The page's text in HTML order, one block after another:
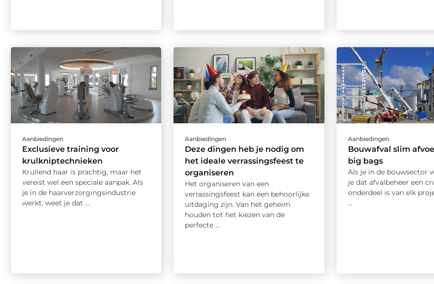
Aanbiedingen
Exclusieve training voor
krulkniptechnieken
Krullend haar is prachtig, maar het
vereist wel een speciale aanpak. Als
je in de haarverzorgingsindustrie
werkt, weet je dat ...
Aanbiedingen
Deze dingen heb je nodig om
het ideale verrassingsfeest te
organiseren
Het organiseren van een
verrassingsfeest kan een behoorlijke
uitdaging zijn. Van het geheim
houden tot het kiezen van de
perfecte ...
Aanbiedingen
Bouwafval slim
big bags
Als je in de bouwsector
je dat afvalbeheer een
onderdeel is van elk
...